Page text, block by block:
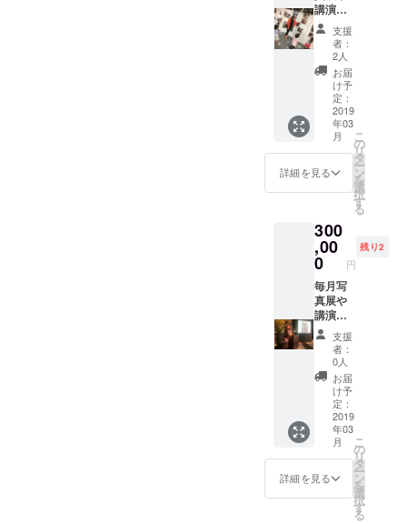
券をお
届けし
ます。
私たち
の活動
報告を
半年に
一度
（約１
年分）
お送り
させて
2019年
3月末送
付予
定。
なりま
す。ご
了承く
ださい
ませ。
私たち
の活動
報告を
半年に
一度
（約１
年分）
お送り
させて
す。一
号は
2019年
3月末送
付予
定。
講演な
どイベ
ントの
際に着
用するT
シャツ
に企業
様のお
名前や
ロゴを
入れさ
せて頂
きま
す。 岡
の「い
のちの
お話」
の講演
と写真
展の開
催時に
スポン
サード
の権利
になり
ます。
実施時
期は、
2019年
3月以降
～2019
年12月
ごろの
期間で
支援
者：
2人
お届
け予
定：
2019
年03
月
詳細を見る
こ
の
リ
タ
ー
ン
を
選
択
す
る
300
,00
0 円
残り2
毎月写
真展や
講演な
どイベ
ントの
際に着
用するT
シャツ
に企業
様のお
名前や
ロゴを
入れさ
せて頂
きま
す。 岡
支援
者：
0人
お届
け予
定：
2019
年03
月
詳細を見る
こ
の
リ
タ
ー
ン
を
選
択
す
る